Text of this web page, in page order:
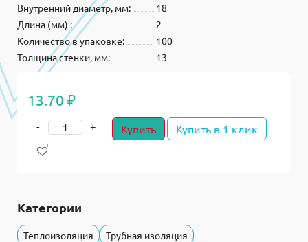
Внутренний диаметр, мм:
18
Длина (мм) :
2
Количество в упаковке:
100
Толщина стенки, мм:
13
13.70 ₽
+
- Купить Купить в 1 клик
Категории
Теплоизоляция Трубная изоляция